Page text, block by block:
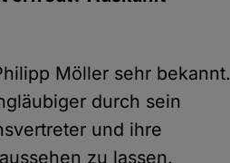
Möller sehr bekannt.
durch sein
und ihre
zu lassen.